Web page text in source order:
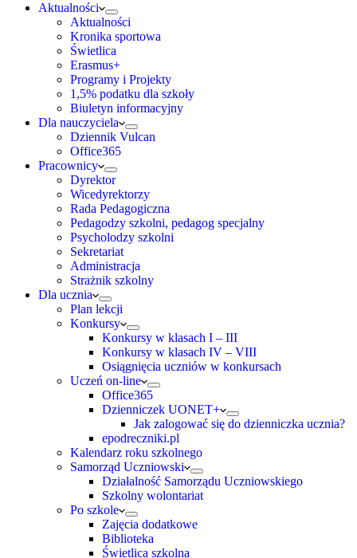
Aktualności
Aktualności
Kronika sportowa
Świetlica
Erasmus+
Programy i Projekty
1,5% podatku dla szkoły
Biuletyn informacyjny
Dla nauczyciela
Dziennik Vulcan
Office365
Pracownicy
Dyrektor
Wicedyrektorzy
Rada Pedagogiczna
Pedagodzy szkolni, pedagog specjalny
Psycholodzy szkolni
Sekretariat
Administracja
Strażnik szkolny
Dla ucznia
Plan lekcji
Konkursy
Konkursy w klasach I – III
Konkursy w klasach IV – VIII
Osiągnięcia uczniów w konkursach
Uczeń on-line
Office365
Dzienniczek UONET+
Jak zalogować się do dzienniczka ucznia?
epodreczniki.pl
Kalendarz roku szkolnego
Samorząd Uczniowski
Działalność Samorządu Uczniowskiego
Szkolny wolontariat
Po szkole
Zajęcia dodatkowe
Biblioteka
Świetlica szkolna